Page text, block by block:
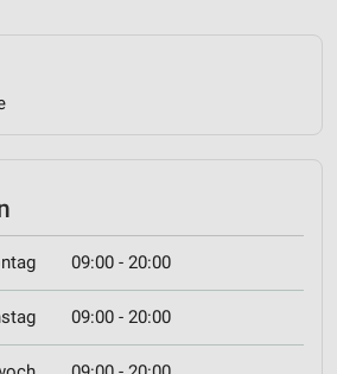
09:00 - 20:00
09:00 - 20:00